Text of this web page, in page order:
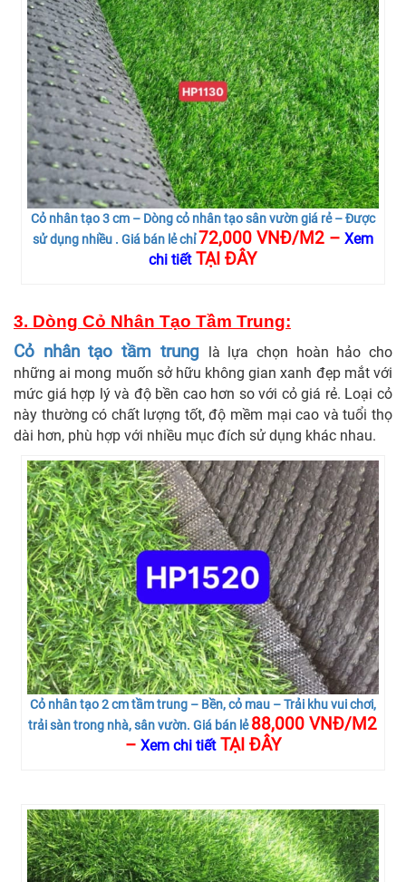
Cỏ nhân tạo 3 cm – Dòng cỏ nhân tạo sân vườn giá rẻ – Được
sử dụng nhiều . Giá bán lẻ chỉ72,000 VNĐ/M2 – Xem
chi tiếtTẠI ĐÂY
3. Dòng Cỏ Nhân Tạo Tầm Trung:
Cỏ nhân tạo tầm trung là lựa chọn hoàn hảo cho
những ai mong muốn sở hữu không gian xanh đẹp mắt với
mức giá hợp lý và độ bền cao hơn so với cỏ giá rẻ. Loại cỏ
này thường có chất lượng tốt, độ mềm mại cao và tuổi thọ
dài hơn, phù hợp với nhiều mục đích sử dụng khác nhau.
Cỏ nhân tạo 2 cm tầm trung – Bền, cỏ mau – Trải khu vui chơi,
trải sàn trong nhà, sân vườn. Giá bán lẻ88,000 VNĐ/M2
– Xem chi tiếtTẠI ĐÂY